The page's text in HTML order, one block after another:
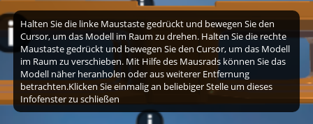
Halten Sie die linke Maustaste gedrückt und bewegen Sie den
Cursor, um das Modell im Raum zu drehen. Halten Sie die rechte
Maustaste gedrückt und bewegen Sie den Cursor, um das Modell
im Raum zu verschieben. Mit Hilfe des Mausrads können Sie das
Modell näher heranholen oder aus weiterer Entfernung
betrachten.Klicken Sie einmalig an beliebiger Stelle um dieses
Infofenster zu schließen